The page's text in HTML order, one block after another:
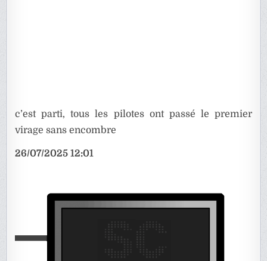
c’est parti, tous les pilotes ont passé le premier
virage sans encombre
26/07/2025 12:01